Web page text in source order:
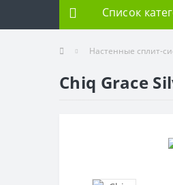
Список
Настенные сплит-
Chiq Grace